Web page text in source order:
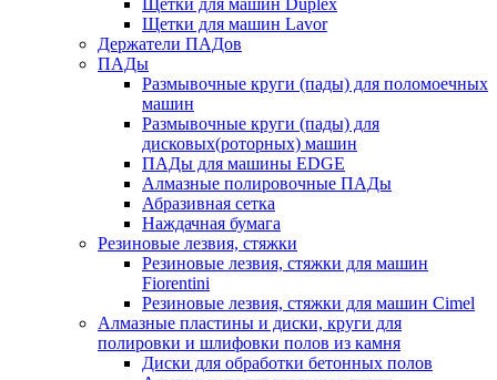
Щетки для машин Duplex
Щетки для машин Lavor
Держатели ПАДов
ПАДы
Размывочные круги (пады) для поломоечных
машин
Размывочные круги (пады) для
дисковых(роторных) машин
ПАДы для машины EDGE
Алмазные полировочные ПАДы
Абразивная сетка
Наждачная бумага
Резиновые лезвия, стяжки
Резиновые лезвия, стяжки для машин
Fiorentini
Резиновые лезвия, стяжки для машин Cimel
Алмазные пластины и диски, круги для
полировки и шлифовки полов из камня
Диски для обработки бетонных полов